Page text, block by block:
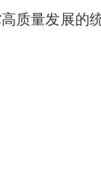
质量发展